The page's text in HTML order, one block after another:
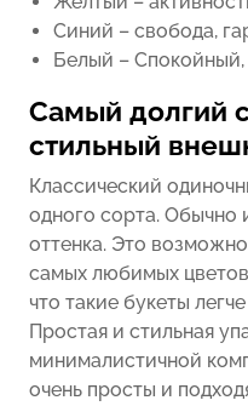
Синий – свобода,
Белый – Спокойный,
Самый долгий
стильный
Классический
одного сорта. Обычно
оттенка. Это
самых любимых
что такие букеты
Простая и стильная
минималистичной
очень просты и